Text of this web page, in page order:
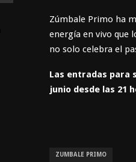
Zúmbale Primo ha
energía en vivo que
no solo celebra el
Las entradas para
junio desde las 21
ZUMBALE PRIMO